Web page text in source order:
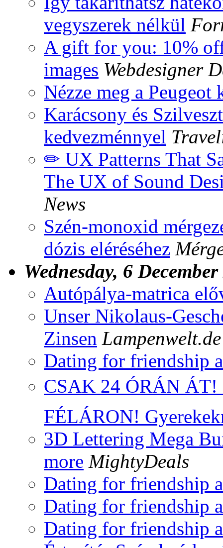
vegyszerek nélkül
A gift for you: 10%
images Webdesigner
Nézze meg a
Karácsony és
kedvezménnyel
✏ UX Patterns That
The UX of Sound
News
Szén-monoxid
dózis eléréséhez
Wednesday, 6
Autópálya-matrica
Unser Nikolaus-
Zinsen Lampenwelt.de
Dating for friendship
CSAK 24 ÓRÁN ÁT!
FÉLÁRON!
3D Lettering Mega
more MightyDeals
Dating for friendship
Dating for friendship
Dating for friendship